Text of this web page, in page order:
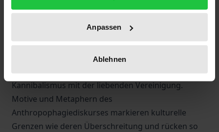
Anpassen
Ablehnen
Subjekt wie dessen Begriff; als Assimilation des
anderen konkurriert Anthropophagie mit dem
Verstehen und hat im Prozess der Metaphorisierung
eine Parallele; schließlich überschneidet sich der
Kannibalismus mit der liebenden Vereinigung.
Motive und Metaphern des
Anthropophagiediskurses markieren kulturelle
Grenzen wie deren Überschreitung und rücken so